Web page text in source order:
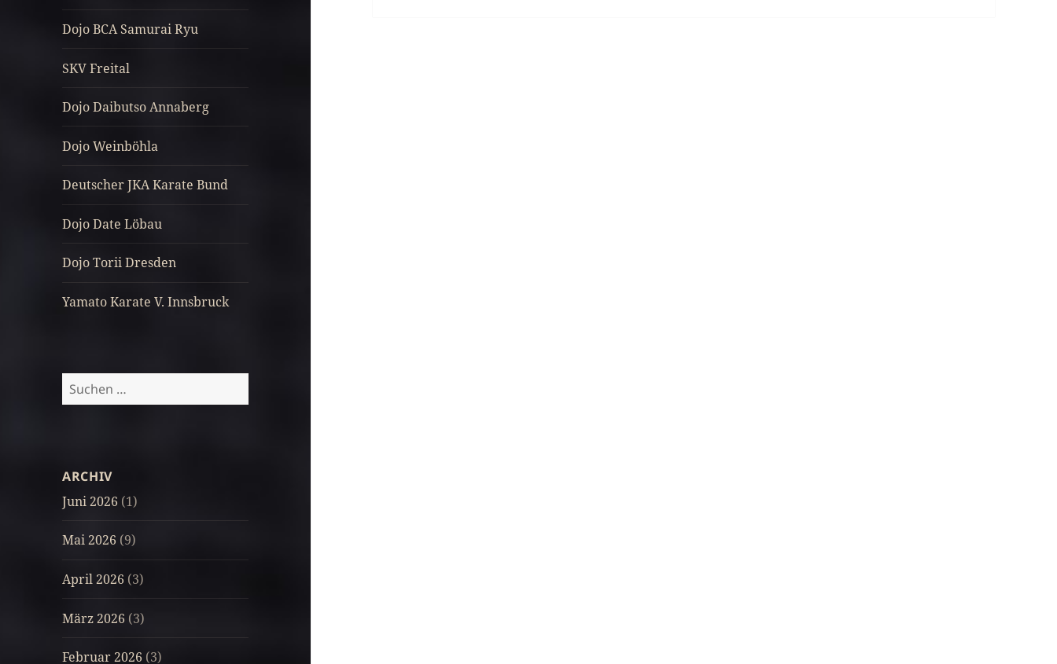
Dojo BCA Samurai Ryu
SKV Freital
Dojo Daibutso Annaberg
Dojo Weinböhla
Deutscher JKA Karate Bund
Dojo Date Löbau
Dojo Torii Dresden
Yamato Karate V. Innsbruck
Suchen
nach:
ARCHIV
Juni 2026 (1)
Mai 2026 (9)
April 2026 (3)
März 2026 (3)
Februar 2026 (3)